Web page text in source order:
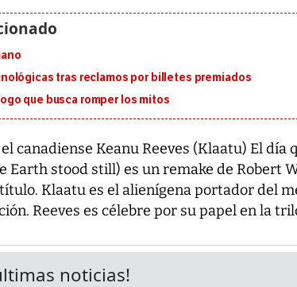
tras reclamos por billetes premiados
que busca romper los mitos
canadiense Keanu Reeves (Klaatu) El día
Earth stood still) es un remake de Robert
Klaatu es el alienígena portador del
Reeves es célebre por su papel en la
al sur de Japón,